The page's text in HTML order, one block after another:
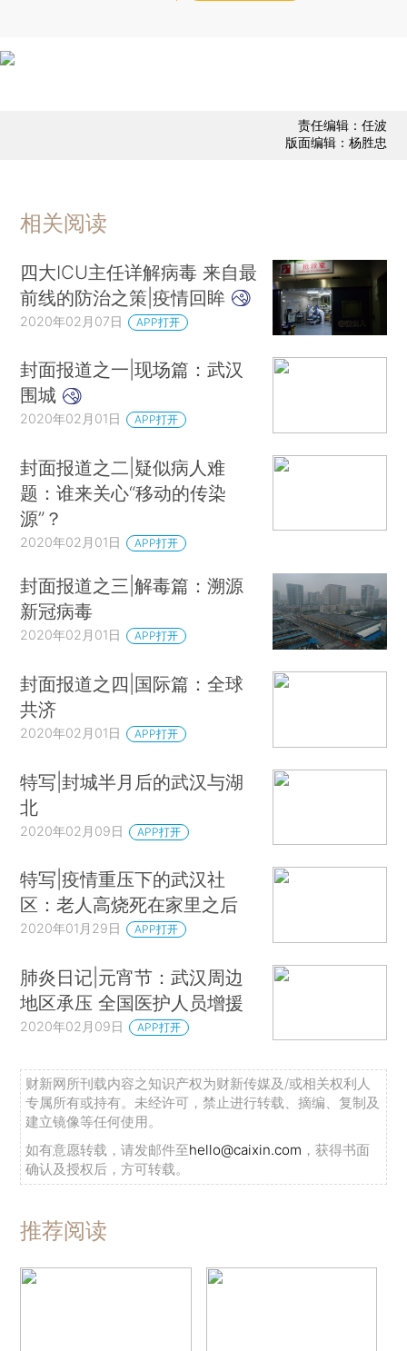
责任编辑：任波
版面编辑：杨胜忠
相关阅读
四大ICU主任详解病毒 来自最
前线的防治之策|疫情回眸
2020年02月07日 APP打开
封面报道之一|现场篇：武汉
围城
2020年02月01日 APP打开
封面报道之二|疑似病人难
题：谁来关心“移动的传染
源”？
2020年02月01日 APP打开
封面报道之三|解毒篇：溯源
新冠病毒
2020年02月01日 APP打开
封面报道之四|国际篇：全球
共济
2020年02月01日 APP打开
特写|封城半月后的武汉与湖
北
2020年02月09日 APP打开
特写|疫情重压下的武汉社
区：老人高烧死在家里之后
2020年01月29日 APP打开
肺炎日记|元宵节：武汉周边
地区承压 全国医护人员增援
2020年02月09日 APP打开
财新网所刊载内容之知识产权为财新传媒及/或相关权利人
专属所有或持有。未经许可，禁止进行转载、摘编、复制及
建立镜像等任何使用。
如有意愿转载，请发邮件至hello@caixin.com ，获得书面
确认及授权后，方可转载。
推荐阅读